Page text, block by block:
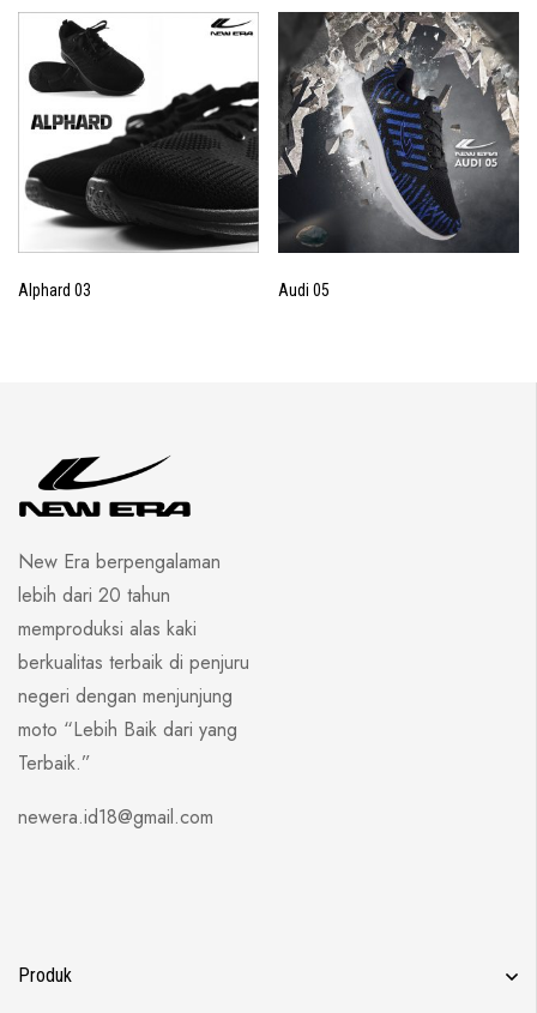
Alphard 03 Audi 05
New Era berpengalaman
lebih dari 20 tahun
memproduksi alas kaki
berkualitas terbaik di penjuru
negeri dengan menjunjung
moto “Lebih Baik dari yang
Terbaik.”
newera.id18@gmail.com
Produk